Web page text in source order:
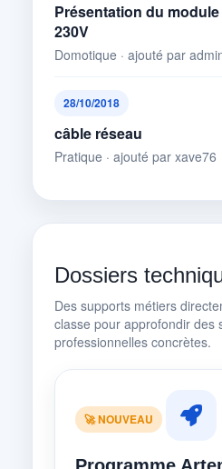
Présentation du
230V
Domotique · ajouté par
28/10/2018
câble réseau
Pratique · ajouté par xave76
Dossiers
Des supports métiers
classe pour approfondir des
professionnelles concrètes.
🚀 NOUVEAU